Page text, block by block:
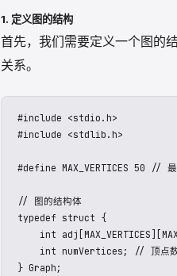
1. 定义图的结构
首先，我们需要定义一个图的
#include <stdio.h>
// 图的结构体
typedef struct {
int
    int numVertices; // 顶点数